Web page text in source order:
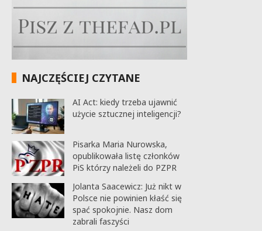
NAJCZĘŚCIEJ CZYTANE
AI Act: kiedy trzeba ujawnić
użycie sztucznej inteligencji?
Pisarka Maria Nurowska,
opublikowała listę członków
PiS którzy należeli do PZPR
Jolanta Saacewicz: Już nikt w
Polsce nie powinien kłaść się
spać spokojnie. Nasz dom
zabrali faszyści